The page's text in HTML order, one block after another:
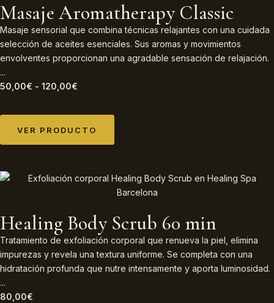
Masaje Aromatherapy Classic
Masaje sensorial que combina técnicas relajantes con una cuidada
selección de aceites esenciales. Sus aromas y movimientos
envolventes proporcionan una agradable sensación de relajación.
...
50,00€ - 120,00€
VER PRODUCTO
Healing Body Scrub 60 min
Tratamiento de exfoliación corporal que renueva la piel, elimina
impurezas y revela una textura uniforme. Se completa con una
hidratación profunda que nutre intensamente y aporta luminosidad.
...
80,00€